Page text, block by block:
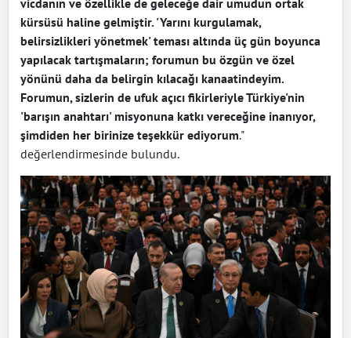
vicdanın ve özellikle de geleceğe dair umudun ortak
kürsüsü haline gelmiştir. 'Yarını kurgulamak,
belirsizlikleri yönetmek' teması altında üç gün boyunca
yapılacak tartışmaların; forumun bu özgün ve özel
yönünü daha da belirgin kılacağı kanaatindeyim.
Forumun, sizlerin de ufuk açıcı fikirleriyle Türkiye'nin
'barışın anahtarı' misyonuna katkı vereceğine inanıyor,
şimdiden her birinize teşekkür ediyorum."
değerlendirmesinde bulundu.